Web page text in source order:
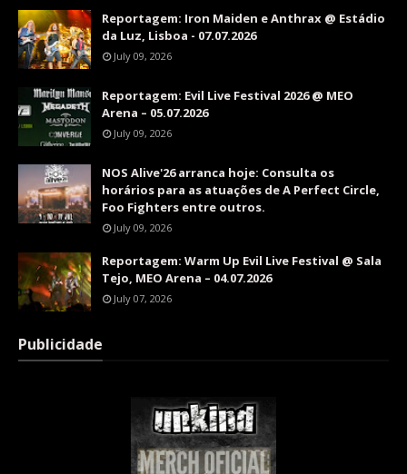
Reportagem: Iron Maiden e Anthrax @ Estádio
da Luz, Lisboa - 07.07.2026
July 09, 2026
Reportagem: Evil Live Festival 2026 @ MEO
Arena – 05.07.2026
July 09, 2026
NOS Alive'26 arranca hoje: Consulta os
horários para as atuações de A Perfect Circle,
Foo Fighters entre outros.
July 09, 2026
Reportagem: Warm Up Evil Live Festival @ Sala
Tejo, MEO Arena – 04.07.2026
July 07, 2026
Publicidade